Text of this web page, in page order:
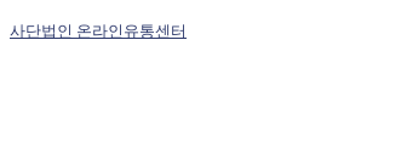
사단법인 온라인유통센터